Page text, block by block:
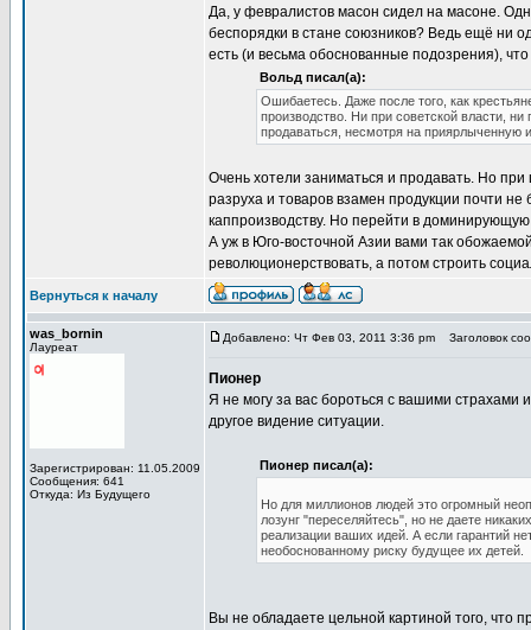
Да, у февралистов масон сидел на масоне.
беспорядки в стане союзников? Ведь ещё ни
есть (и весьма обоснованные подозрения),
Вольд писал(а):
Ошибаетесь. Даже после того, как
производство. Ни при советской власти,
продаваться, несмотря на приярлыченную
Очень хотели заниматься и продавать. Но
разруха и товаров взамен продукции почти
каппроизводству. Но перейти в
А уж в Юго-восточной Азии вами так
революционерствовать, а потом строить
Вернуться к началу
was_bornin
Лауреат
Зарегистрирован: 11.05.2009
Сообщения: 641
Откуда: Из Будущего
Добавлено: Чт Фев 03, 2011 3:36 pm Заголовок
Пионер
Я не могу за вас бороться с вашими страхами
другое видение ситуации.
Пионер писал(а):
Но для миллионов людей это огромный
лозунг "переселяйтесь", но не даете
реализации ваших идей. А если гарантий
необоснованному риску будущее их детей.
Вы не обладаете цельной картиной того, что